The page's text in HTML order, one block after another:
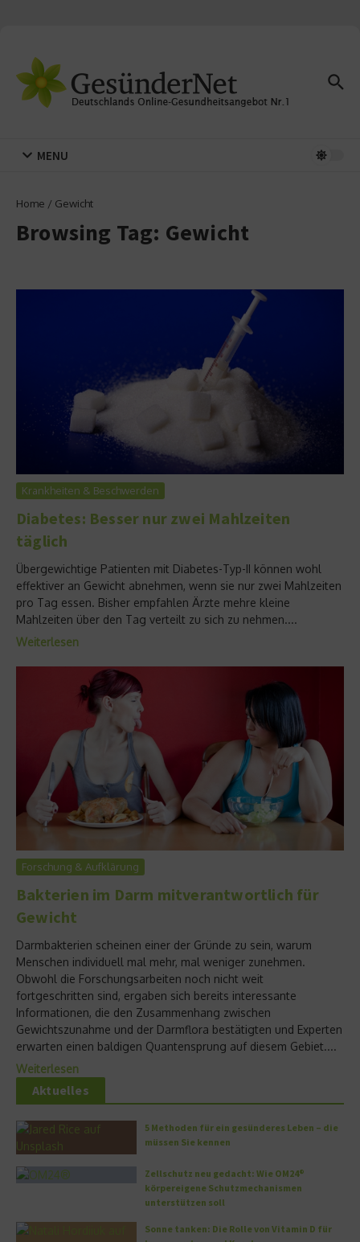
MENU
Home / Gewicht
Browsing Tag: Gewicht
Krankheiten & Beschwerden
Diabetes: Besser nur zwei Mahlzeiten
täglich
Übergewichtige Patienten mit Diabetes-Typ-II können wohl
effektiver an Gewicht abnehmen, wenn sie nur zwei Mahlzeiten
pro Tag essen. Bisher empfahlen Ärzte mehre kleine
Mahlzeiten über den Tag verteilt zu sich zu nehmen....
Weiterlesen
Forschung & Aufklärung
Bakterien im Darm mitverantwortlich für
Gewicht
Darmbakterien scheinen einer der Gründe zu sein, warum
Menschen individuell mal mehr, mal weniger zunehmen.
Obwohl die Forschungsarbeiten noch nicht weit
fortgeschritten sind, ergaben sich bereits interessante
Informationen, die den Zusammenhang zwischen
Gewichtszunahme und der Darmflora bestätigten und Experten
erwarten einen baldigen Quantensprung auf diesem Gebiet....
Weiterlesen
Aktuelles
5 Methoden für ein gesünderes Leben – die
müssen Sie kennen
Zellschutz neu gedacht: Wie OM24®
körpereigene Schutzmechanismen
unterstützen soll
Sonne tanken: Die Rolle von Vitamin D für